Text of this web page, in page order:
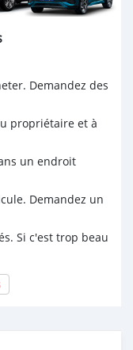
Demandez des
propriétaire et à
un endroit
Demandez un
Si c'est trop beau